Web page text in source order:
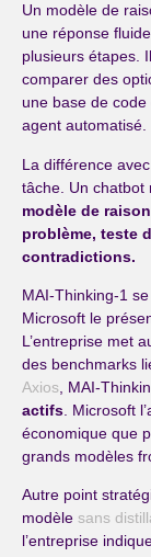
Un modèle de
une réponse
plusieurs étapes.
comparer des
une base de code
agent automatisé.
La différence
tâche. Un chatbot
modèle de
problème, teste
contradictions.
MAI-Thinking-1
Microsoft le
L’entreprise met
des benchmarks
Axios , MAI-
actifs . Microsoft
économique que
grands modèles
Autre point
modèle sans
l’entreprise